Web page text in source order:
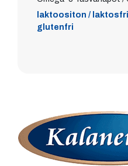
laktoositon /
glutenfri